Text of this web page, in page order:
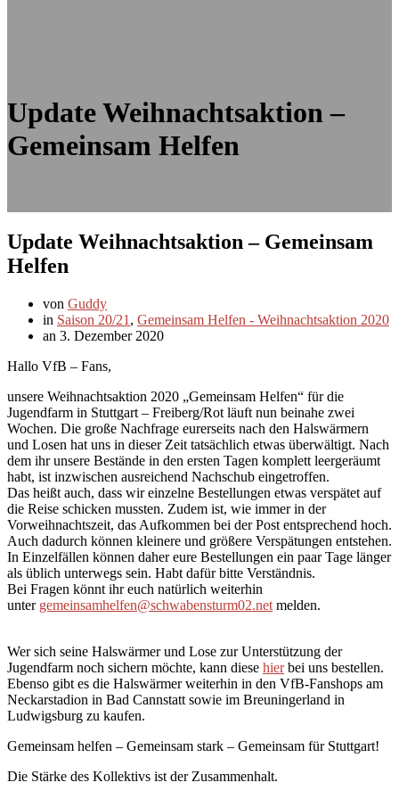
Update Weihnachtsaktion –
Gemeinsam Helfen
Update Weihnachtsaktion – Gemeinsam
Helfen
von Guddy
in Saison 20/21 , Gemeinsam Helfen - Weihnachtsaktion 2020
an 3. Dezember 2020
Hallo VfB – Fans,
unsere Weihnachtsaktion 2020 „Gemeinsam Helfen“ für die
Jugendfarm in Stuttgart – Freiberg/Rot läuft nun beinahe zwei
Wochen. Die große Nachfrage eurerseits nach den Halswärmern
und Losen hat uns in dieser Zeit tatsächlich etwas überwältigt. Nach
dem ihr unsere Bestände in den ersten Tagen komplett leergeräumt
habt, ist inzwischen ausreichend Nachschub eingetroffen.
Das heißt auch, dass wir einzelne Bestellungen etwas verspätet auf
die Reise schicken mussten. Zudem ist, wie immer in der
Vorweihnachtszeit, das Aufkommen bei der Post entsprechend hoch.
Auch dadurch können kleinere und größere Verspätungen entstehen.
In Einzelfällen können daher eure Bestellungen ein paar Tage länger
als üblich unterwegs sein. Habt dafür bitte Verständnis.
Bei Fragen könnt ihr euch natürlich weiterhin
unter gemeinsamhelfen@schwabensturm02.net melden.
Wer sich seine Halswärmer und Lose zur Unterstützung der
Jugendfarm noch sichern möchte, kann diese hierbei uns bestellen.
Ebenso gibt es die Halswärmer weiterhin in den VfB-Fanshops am
Neckarstadion in Bad Cannstatt sowie im Breuningerland in
Ludwigsburg zu kaufen.
Gemeinsam helfen – Gemeinsam stark – Gemeinsam für Stuttgart!
Die Stärke des Kollektivs ist der Zusammenhalt.